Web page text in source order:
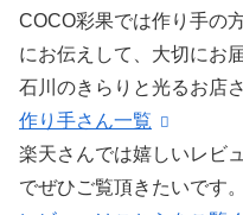
COCO彩果では作り手の
にお伝えして、大切にお
石川のきらりと光るお店
作り手さん一覧
楽天さんでは嬉しいレビ
でぜひご覧頂きたいです。